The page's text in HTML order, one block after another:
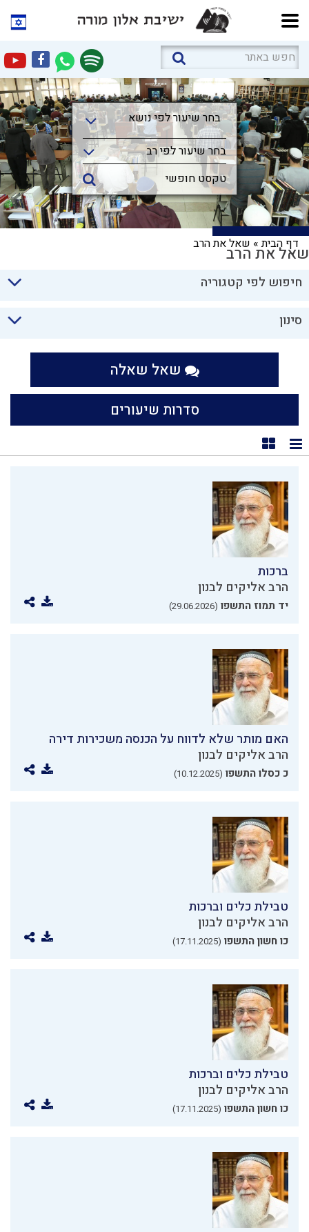
בחר שיעור לפי נושא
בחר שיעור לפי נושא
בחר שיעור לפי רב
דף הבית» שאל את הרבשאל את הרב
חיפוש לפי קטגוריה
סינון
שאל שאלה
סדרות שיעורים
תצוגת רשימה
תצוגת קוביות
ברכות
הרב אליקים לבנון
יד תמוז התשפו (29.06.2026)
האם מותר שלא לדווח על הכנסה משכירות דירה
הרב אליקים לבנון
כ כסלו התשפו (10.12.2025)
טבילת כלים וברכות
הרב אליקים לבנון
כו חשון התשפו (17.11.2025)
טבילת כלים וברכות
הרב אליקים לבנון
כו חשון התשפו (17.11.2025)